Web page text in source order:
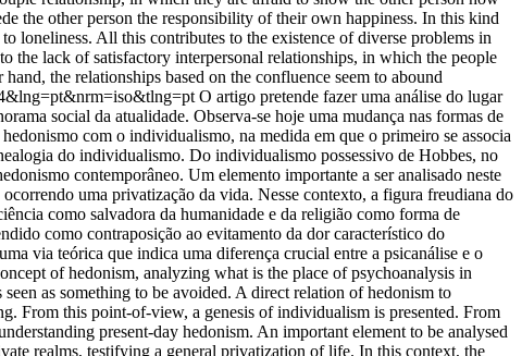
the other person the responsibility of their own happiness. In this kind
loneliness. All this contributes to the existence of diverse problems in
the lack of satisfactory interpersonal relationships, in which the people
the relationships based on the confluence seem to abound
O artigo pretende fazer uma análise do lugar
social da atualidade. Observa-se hoje uma mudança nas formas de
com o individualismo, na medida em que o primeiro se associa
do individualismo. Do individualismo possessivo de Hobbes, no
contemporâneo. Um elemento importante a ser analisado neste
uma privatização da vida. Nesse contexto, a figura freudiana do
como salvadora da humanidade e da religião como forma de
como contraposição ao evitamento da dor característico do
via teórica que indica uma diferença crucial entre a psicanálise e o
of hedonism, analyzing what is the place of psychoanalysis in
as something to be avoided. A direct relation of hedonism to
From this point-of-view, a genesis of individualism is presented. From
present-day hedonism. An important element to be analysed
realms, testifying a general privatization of life. In this context, the